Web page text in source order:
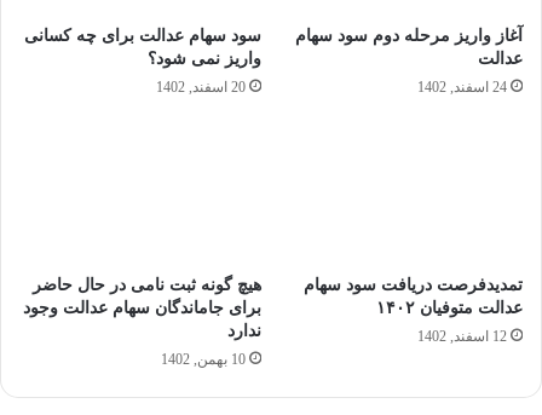
آغاز واریز مرحله دوم سود سهام
عدالت
24 اسفند, 1402
سود سهام عدالت برای چه کسانی
واریز نمی شود؟
20 اسفند, 1402
تمدیدفرصت دریافت سود سهام
عدالت متوفیان ۱۴۰۲
12 اسفند, 1402
هیچ گونه ثبت نامی در حال حاضر
برای جاماندگان سهام عدالت وجود
ندارد
10 بهمن, 1402